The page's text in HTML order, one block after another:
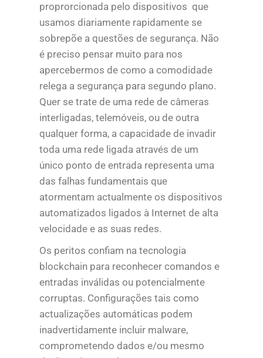
proprorcionada pelo dispositivos que
usamos diariamente rapidamente se
sobrepõe a questões de segurança. Não
é preciso pensar muito para nos
apercebermos de como a comodidade
relega a segurança para segundo plano.
Quer se trate de uma rede de câmeras
interligadas, telemóveis, ou de outra
qualquer forma, a capacidade de invadir
toda uma rede ligada através de um
único ponto de entrada representa uma
das falhas fundamentais que
atormentam actualmente os dispositivos
automatizados ligados à Internet de alta
velocidade e as suas redes.
Os peritos confiam na tecnologia
blockchain para reconhecer comandos e
entradas inválidas ou potencialmente
corruptas. Configurações tais como
actualizações automáticas podem
inadvertidamente incluir malware,
comprometendo dados e/ou mesmo